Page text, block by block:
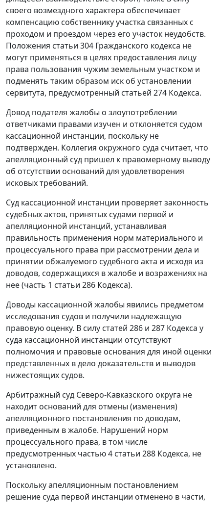
своего возмездного характера обеспечивает
компенсацию собственнику участка связанных с
проходом и проездом через его участок неудобств.
Положения статьи 304 Гражданского кодекса не
могут применяться в целях предоставления лицу
права пользования чужим земельным участком и
подменять таким образом иск об установлении
сервитута, предусмотренный статьей 274 Кодекса.
Довод подателя жалобы о злоупотреблении
ответчиками правами изучен и отклоняется судом
кассационной инстанции, поскольку не
подтвержден. Коллегия окружного суда считает, что
апелляционный суд пришел к правомерному выводу
об отсутствии оснований для удовлетворения
исковых требований.
Суд кассационной инстанции проверяет законность
судебных актов, принятых судами первой и
апелляционной инстанций, устанавливая
правильность применения норм материального и
процессуального права при рассмотрении дела и
принятии обжалуемого судебного акта и исходя из
доводов, содержащихся в жалобе и возражениях на
нее (часть 1 статьи 286 Кодекса).
Доводы кассационной жалобы явились предметом
исследования судов и получили надлежащую
правовую оценку. В силу статей 286 и 287 Кодекса у
суда кассационной инстанции отсутствуют
полномочия и правовые основания для иной оценки
представленных в дело доказательств и выводов
нижестоящих судов.
Арбитражный суд Северо-Кавказского округа не
находит оснований для отмены (изменения)
апелляционного постановления по доводам,
приведенным в жалобе. Нарушений норм
процессуального права, в том числе
предусмотренных частью 4 статьи 288 Кодекса, не
установлено.
Поскольку апелляционным постановлением
решение суда первой инстанции отменено в части,